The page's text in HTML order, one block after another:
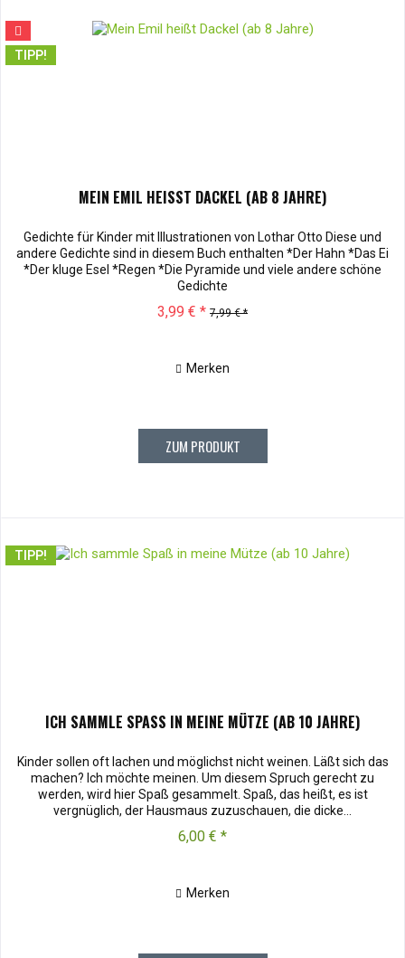
TIPP!
MEIN EMIL HEISST DACKEL (AB 8 JAHRE)
Gedichte für Kinder mit Illustrationen von Lothar Otto Diese und
andere Gedichte sind in diesem Buch enthalten *Der Hahn *Das Ei
*Der kluge Esel *Regen *Die Pyramide und viele andere schöne
Gedichte
3,99 € * 7,99 € *
Merken
ZUM PRODUKT
TIPP!
ICH SAMMLE SPASS IN MEINE MÜTZE (AB 10 JAHRE)
Kinder sollen oft lachen und möglichst nicht weinen. Läßt sich das
machen? Ich möchte meinen. Um diesem Spruch gerecht zu
werden, wird hier Spaß gesammelt. Spaß, das heißt, es ist
vergnüglich, der Hausmaus zuzuschauen, die dicke...
6,00 € *
Merken